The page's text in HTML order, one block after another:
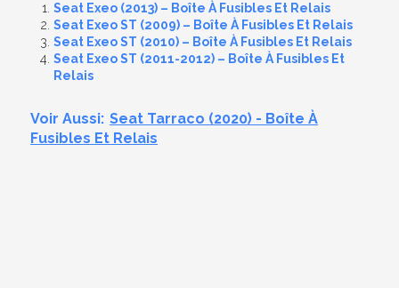
Seat Exeo (2013) – Boîte À Fusibles Et Relais
Seat Exeo ST (2009) – Boîte À Fusibles Et Relais
Seat Exeo ST (2010) – Boîte À Fusibles Et Relais
Seat Exeo ST (2011-2012) – Boîte À Fusibles Et
Relais
Voir Aussi: Seat Tarraco (2020) - Boîte À
Fusibles Et Relais